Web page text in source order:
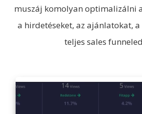
muszáj komolyan optimalizálni
a hirdetéseket, az ajánlatokat, a
teljes sales